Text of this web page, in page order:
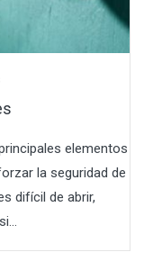
elementos
la seguridad de
difícil de abrir,